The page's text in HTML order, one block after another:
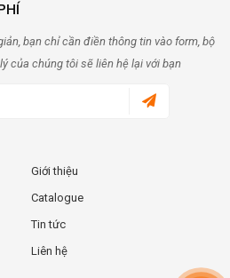
bạn chỉ cần điền thông tin vào form, bộ
của chúng tôi sẽ liên hệ lại với bạn
Giới thiệu
Catalogue
Tin tức
Liên hệ